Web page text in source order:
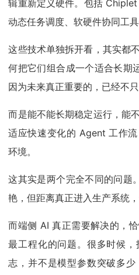
辑重新定义硬件。包括 Chiplet
动态任务调度、软硬件协同工
这些技术单独拆开看，其实都
何把它们组合成一个适合长期
因为未来真正重要的，已经不只
而是能不能长期稳定运行，能
适应快速变化的 Agent 工作
环境。
这其实是两个完全不同的问题
艳，但距离真正进入生产系统
而端侧 AI 真正需要解决的，
最工程化的问题。很多时候
志，并不是模型参数突破多